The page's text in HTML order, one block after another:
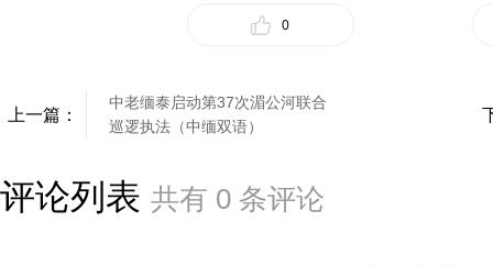
0
上一篇：
中老缅泰启动第37次湄公河联合
巡逻执法（中缅双语）
评论列表 共有 0 条评论